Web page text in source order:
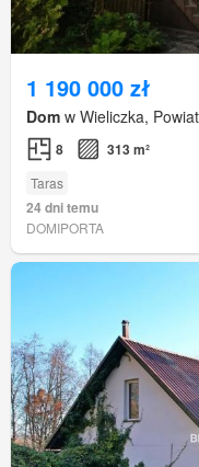
1 190 000 zł
Dom w Wieliczka,
8 313 m²
Taras
24 dni temu
DOMIPORTA